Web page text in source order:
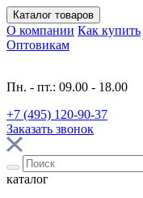
Каталог товаров
О компании Как купить
Оптовикам
Пн. - пт.: 09.00 - 18.00
+7 (495) 120-90-37
Заказать звонок
каталог